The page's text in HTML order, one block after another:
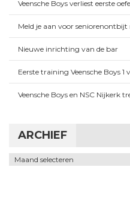
Veensche Boys verliest eerste
Meld je aan voor
Nieuwe inrichting van de bar
Eerste training Veensche Boys 1
Veensche Boys en NSC Nijkerk
ARCHIEF
Archief